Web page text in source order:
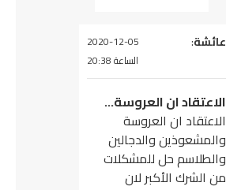
يقول
عائشة:
2020-12-05
الساعة 20:38
الاعتقاد ان العروسة…
الاعتقاد ان العروسة
والمشعوذين والدجالين
والطلاسم حل للمشكلات
من الشرك الأكبر لان